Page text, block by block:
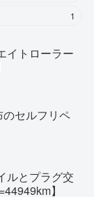
1
イトローラー
のセルフリペ
ルとプラグ交
】